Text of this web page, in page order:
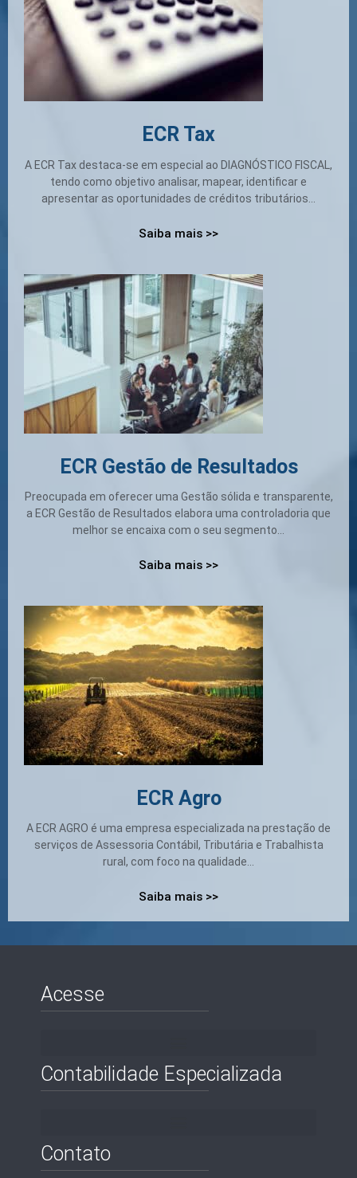
ECR Tax
A ECR Tax destaca-se em especial ao DIAGNÓSTICO FISCAL,
tendo como objetivo analisar, mapear, identificar e
apresentar as oportunidades de créditos tributários...
Saiba mais >>
ECR Gestão de Resultados
Preocupada em oferecer uma Gestão sólida e transparente,
a ECR Gestão de Resultados elabora uma controladoria que
melhor se encaixa com o seu segmento...
Saiba mais >>
ECR Agro
A ECR AGRO é uma empresa especializada na prestação de
serviços de Assessoria Contábil, Tributária e Trabalhista
rural, com foco na qualidade...
Saiba mais >>
Acesse
Contabilidade Especializada
Contato